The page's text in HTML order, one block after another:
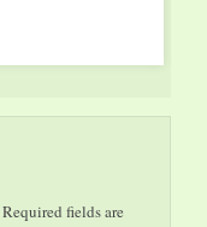
Required fields are